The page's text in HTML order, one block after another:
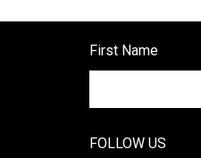
First Name
FOLLOW US